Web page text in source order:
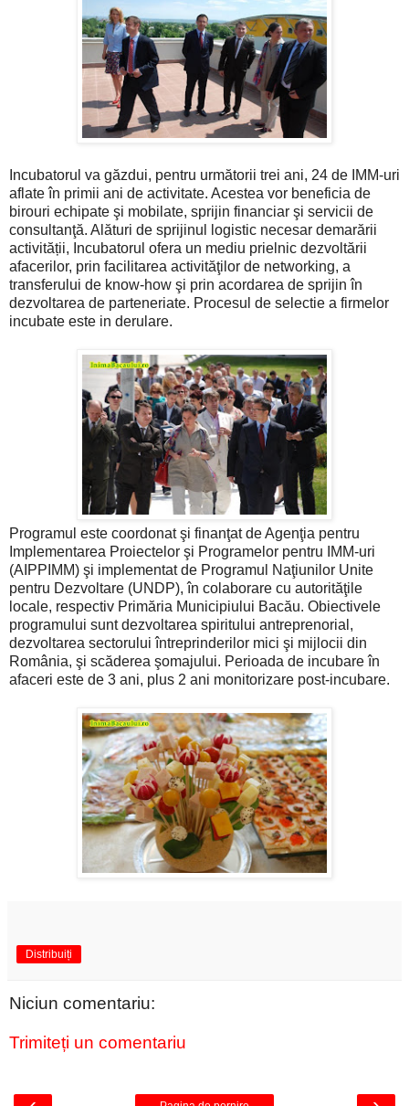
Incubatorul va găzdui, pentru următorii trei ani, 24 de IMM-uri
aflate în primii ani de activitate. Acestea vor beneficia de
birouri echipate şi mobilate, sprijin financiar şi servicii de
consultanţă. Alături de sprijinul logistic necesar demarării
activității, Incubatorul ofera un mediu prielnic dezvoltării
afacerilor, prin facilitarea activităţilor de networking, a
transferului de know-how şi prin acordarea de sprijin în
dezvoltarea de parteneriate. Procesul de selectie a firmelor
incubate este in derulare.
Programul este coordonat şi finanţat de Agenţia pentru
Implementarea Proiectelor şi Programelor pentru IMM-uri
(AIPPIMM) şi implementat de Programul Naţiunilor Unite
pentru Dezvoltare (UNDP), în colaborare cu autorităţile
locale, respectiv Primăria Municipiului Bacău. Obiectivele
programului sunt dezvoltarea spiritului antreprenorial,
dezvoltarea sectorului întreprinderilor mici şi mijlocii din
România, şi scăderea şomajului. Perioada de incubare în
afaceri este de 3 ani, plus 2 ani monitorizare post-incubare.
Distribuiți
Niciun comentariu:
Trimiteți un comentariu